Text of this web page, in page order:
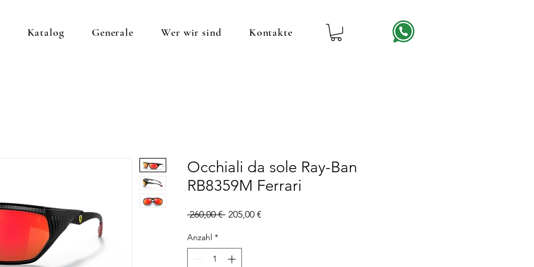
Katalog Generale Wer wir sind Kontakte
Occhiali da sole Ray-Ban
RB8359M Ferrari
260,00 € Standardpreis
205,00 €
Anzahl *